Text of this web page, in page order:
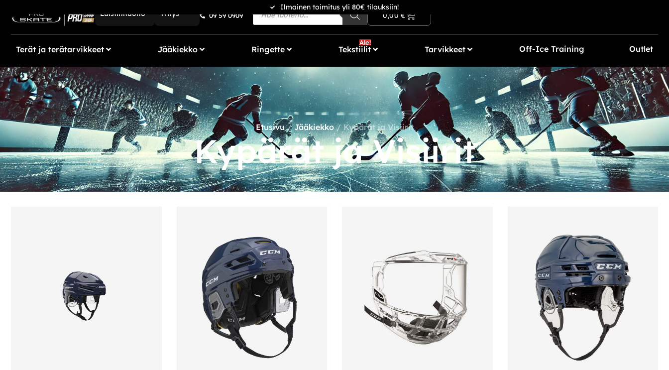
Ilmainen toimitus yli 80€ tilauksiin!
Luistinhuolto Yritys 09 59 0909 0,00€
Terät ja terätarvikkeet Jääkiekko Ringette Tekstiilit
Ale!
Tarvikkeet Off-Ice Training Outlet
Etusivu/Jääkiekko/ Kypärät ja Visiirit
Kypärät ja Visiirit